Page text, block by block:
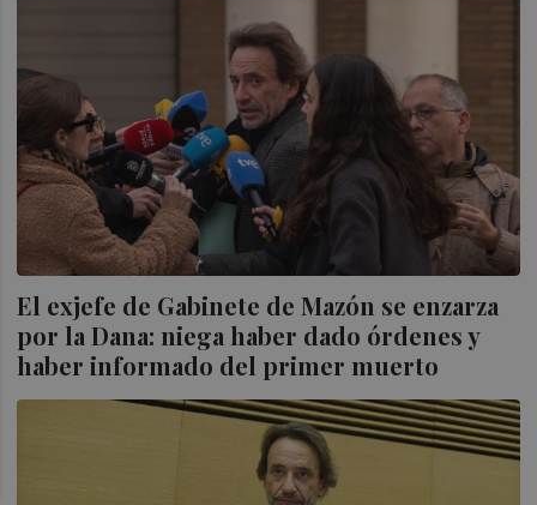
El exjefe de Gabinete de Mazón se enzarza
por la Dana: niega haber dado órdenes y
haber informado del primer muerto